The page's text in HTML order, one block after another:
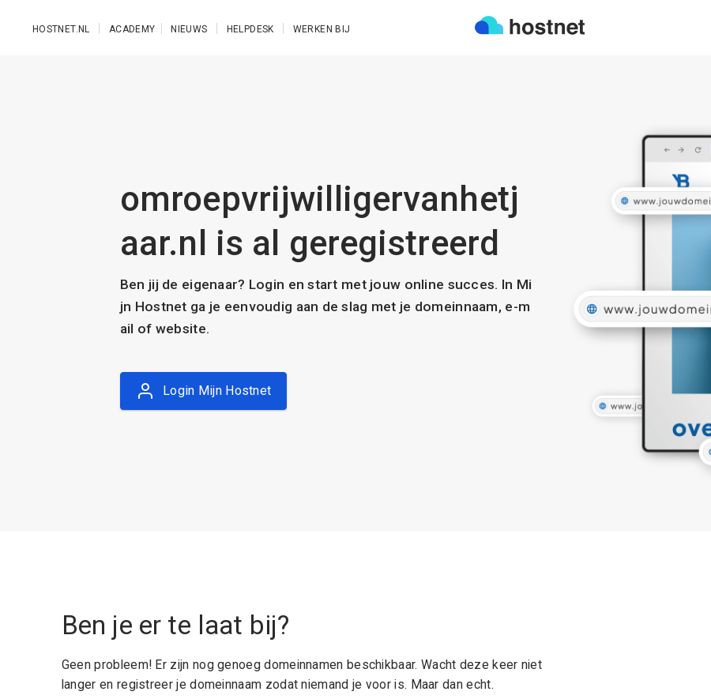
HOSTNET.NL ACADEMY NIEUWS HELPDESK WERKEN BIJ
omroepvrijwilligervanhetj
aar.nl is al geregistreerd
Ben jij de eigenaar? Login en start met jouw online succes. In Mi
jn Hostnet ga je eenvoudig aan de slag met je domeinnaam, e-m
ail of website.
Login Mijn Hostnet
Ben je er te laat bij?
Geen probleem! Er zijn nog genoeg domeinnamen beschikbaar. Wacht deze keer niet
langer en registreer je domeinnaam zodat niemand je voor is. Maar dan echt.